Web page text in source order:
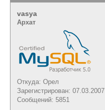
vasya
Архат
Откуда: Орел
Зарегистрирован: 07.03.2007
Сообщений: 5851